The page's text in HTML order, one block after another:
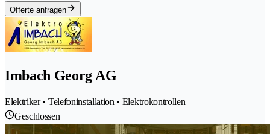
Offerte anfragen
Imbach Georg AG
Elektriker • Telefoninstallation • Elektrokontrollen
Geschlossen